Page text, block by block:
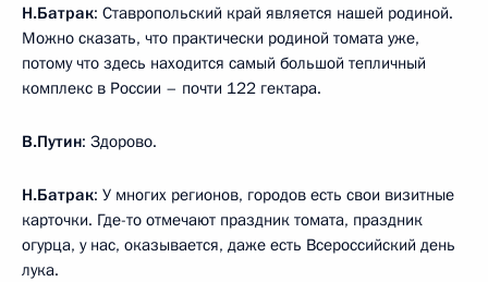
Н.Батрак: Ставропольский край является нашей родиной.
Можно сказать, что практически родиной томата уже,
потому что здесь находится самый большой тепличный
комплекс в России – почти 122 гектара.
В.Путин: Здорово.
Н.Батрак: У многих регионов, городов есть свои визитные
карточки. Где-то отмечают праздник томата, праздник
огурца, у нас, оказывается, даже есть Всероссийский день
лука.